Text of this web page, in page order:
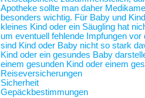
Apotheke sollte man daher
besonders wichtig. Für Baby und
kleines Kind oder ein Säugling hat
um eventuell fehlende Impfungen
sind Kind oder Baby nicht so stark
Kind oder ein gesundes Baby
einem gesunden Kind oder einem
Reiseversicherungen
Sicherheit
Gepäckbestimmungen